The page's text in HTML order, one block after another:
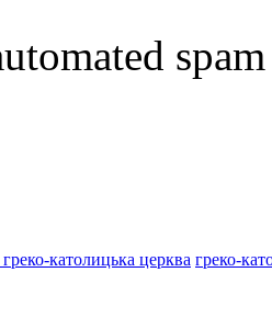
католицька церква греко-